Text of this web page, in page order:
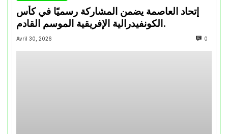
إتحاد العاصمة يضمن المشاركة رسميًا في كأس
الكونفيدرالية الإفريقية الموسم القادم.
Avril 30, 2026 0